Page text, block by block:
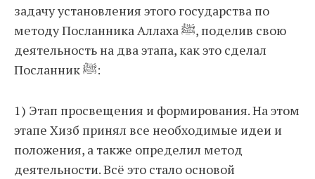
задачу установления этого государства по
методу Посланника Аллаха ﷺ, поделив свою
деятельность на два этапа, как это сделал
Посланник ﷺ:
1) Этап просвещения и формирования. На этом
этапе Хизб принял все необходимые идеи и
положения, а также определил метод
деятельности. Всё это стало основой